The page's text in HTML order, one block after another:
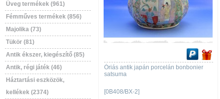
Üveg termékek (961)
Fémműves termékek (856)
Majolika (73)
Tükör (81)
Antik ékszer, kiegészítő (85)
Antik, régi játék (46)
Háztartási eszközök,
kellékek (2374)
Óriás antik japán porcelán bonbonier
satsuma
[0B408/BX-2]